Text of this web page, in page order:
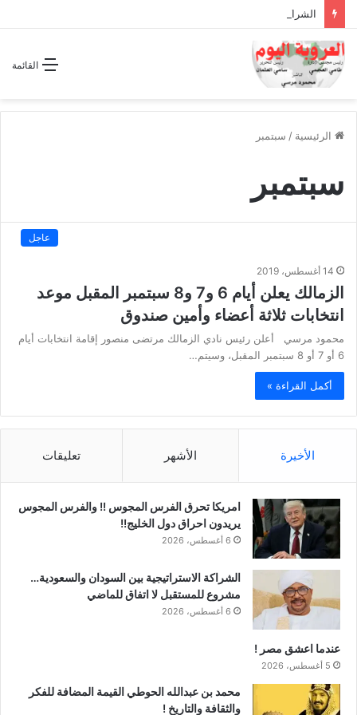
القائمة
الرئيسية / سبتمبر
سبتمبر
عاجل
14 أغسطس، 2019
الزمالك يعلن أيام 6 و7 و8 سبتمبر المقبل موعد
انتخابات ثلاثة أعضاء وأمين صندوق
محمود مرسي أعلن رئيس نادي الزمالك مرتضى منصور إقامة انتخابات أيام
6 أو 7 أو 8 سبتمبر المقبل، وسيتم…
أكمل القراءة »
الأخيرة الأشهر تعليقات
امريكا تحرق الفرس المجوس !! والفرس المجوس
يريدون احراق دول الخليج!!
6 أغسطس، 2026
الشراكة الاستراتيجية بين السودان والسعودية…
مشروع للمستقبل لا اتفاق للماضي
6 أغسطس، 2026
عندما اعشق مصر !
5 أغسطس، 2026
محمد بن عبدالله الحوطي القيمة المضافة للفكر
والثقافة والتاريخ !